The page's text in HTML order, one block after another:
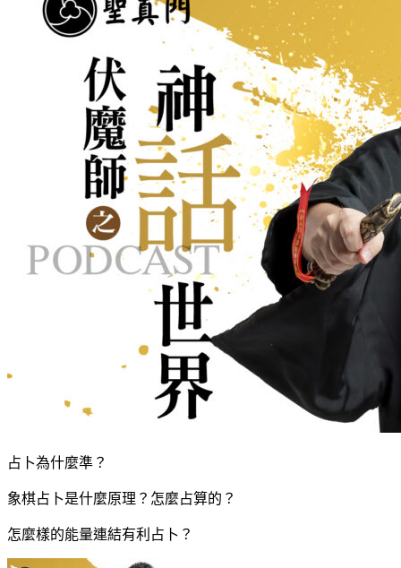
占卜為什麼準？
象棋占卜是什麼原理？怎麼占算的？
怎麼樣的能量連結有利占卜？